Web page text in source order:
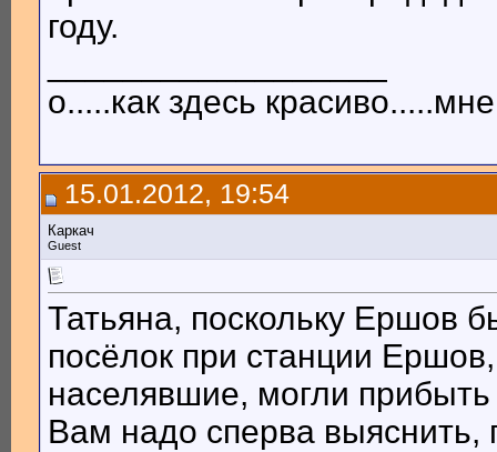
году.
о.....как здесь
15.01.2012, 19:54
Каркач
Guest
Татьяна, поскольку Ершов
посёлок при станции
населявшие, могли
Вам надо сперва выяснить,